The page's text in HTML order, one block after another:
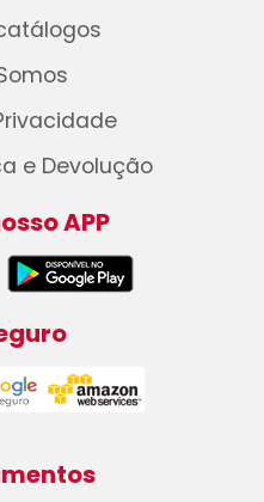
e Devolução
APP